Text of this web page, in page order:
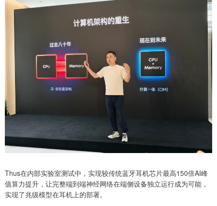
Thus在内部实验室测试中，实现较传统蓝牙耳机芯片最高150倍AI峰
值算力提升，让完整端到端神经网络在端侧设备独立运行成为可能，
实现了兆级模型在耳机上的部署。